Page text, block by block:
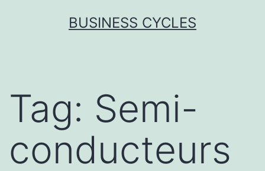
BUSINESS CYCLES
Tag: Semi-
conducteurs